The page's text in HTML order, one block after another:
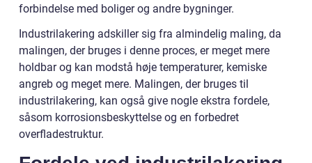
forbindelse med boliger og andre bygninger.
Industrilakering adskiller sig fra almindelig maling, da
malingen, der bruges i denne proces, er meget mere
holdbar og kan modstå høje temperaturer, kemiske
angreb og meget mere. Malingen, der bruges til
industrilakering, kan også give nogle ekstra fordele,
såsom korrosionsbeskyttelse og en forbedret
overfladestruktur.